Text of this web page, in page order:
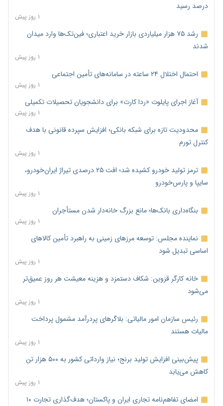
درصد رسید
۱ روز پیش
رشد ۷۵ هزار میلیاردی بازار خرید اعتباری؛ فین‌تک‌ها وارد میدان
شدند
۱ روز پیش
احتمال اختلال ۲۴ ساعته در سامانه‌های تأمین اجتماعی
۱ روز پیش
آغاز اجرای پایلوت «ردا کارت» برای دانشجویان تحصیلات تکمیلی
۱ روز پیش
محدودیت تازه برای شبکه بانکی؛ افزایش سپرده قانونی با هدف
کنترل تورم
۱ روز پیش
ترمز تولید خودرو کشیده شد؛ افت ۲۵ درصدی تیراژ ایران‌خودرو،
سایپا و پارس‌خودرو
۱ روز پیش
بنگاه‌داری بانک‌ها؛ مانع بزرگ خانه‌دار شدن مستأجران
۱ روز پیش
نماینده مجلس: توسعه مرزهای زمینی به راهبرد تأمین کالاهای
اساسی تبدیل شود
۱ روز پیش
خانه کارگر قزوین: شکاف دستمزد و هزینه معیشت هر روز عمیق‌تر
می‌شود
۱ روز پیش
رئیس سازمان امور مالیاتی: بلاگرهای پردرآمد مشمول پرداخت
مالیات هستند
۱ روز پیش
پیش‌بینی افزایش تولید برنج؛ نیاز وارداتی کشور به ۵۰۰ هزار تن
کاهش می‌یابد
۱ روز پیش
امضای تفاهم‌نامه تجاری ایران و پاکستان؛ هدف‌گذاری تجارت ۱۰